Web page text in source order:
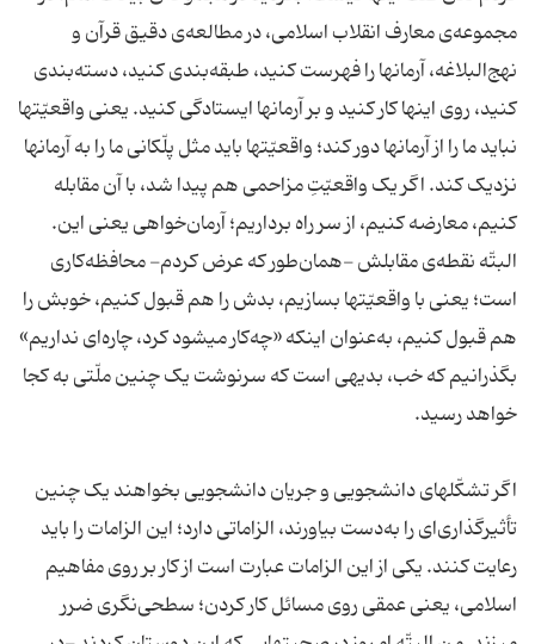
مجموعه‌ی معارف انقلاب اسلامی، در مطالعه‌ی دقیق قرآن و
نهج‌البلاغه، آرمانها را فهرست کنید، طبقه‌بندی کنید، دسته‌بندی
کنید، روی اینها کار کنید و بر آرمانها ایستادگی کنید. یعنی واقعیّتها
نباید ما را از آرمانها دور کند؛ واقعیّتها باید مثل پلّکانی ما را به آرمانها
نزدیک کند. اگر یک واقعیّتِ مزاحمی هم پیدا شد، با آن مقابله
کنیم، معارضه کنیم، از سر راه برداریم؛ آرمان‌خواهی یعنی این.
البتّه نقطه‌ی مقابلش -همان‌طور که عرض کردم- محافظه‌کاری
است؛ یعنی با واقعیّتها بسازیم، بدش را هم قبول کنیم، خوبش را
هم قبول کنیم، به‌عنوان اینکه «چه‌کار میشود کرد، چاره‌ای نداریم»
بگذرانیم که خب، بدیهی است که سرنوشت یک چنین ملّتی به کجا
خواهد رسید.
اگر تشکّلهای دانشجویی و جریان دانشجویی بخواهند یک چنین
تأثیرگذاری‌ای را به‌دست بیاورند، الزاماتی دارد؛ این الزامات را باید
رعایت کنند. یکی از این الزامات عبارت است از کار بر روی مفاهیم
اسلامی، یعنی عمقی روی مسائل کار کردن؛ سطحی‌نگری ضرر